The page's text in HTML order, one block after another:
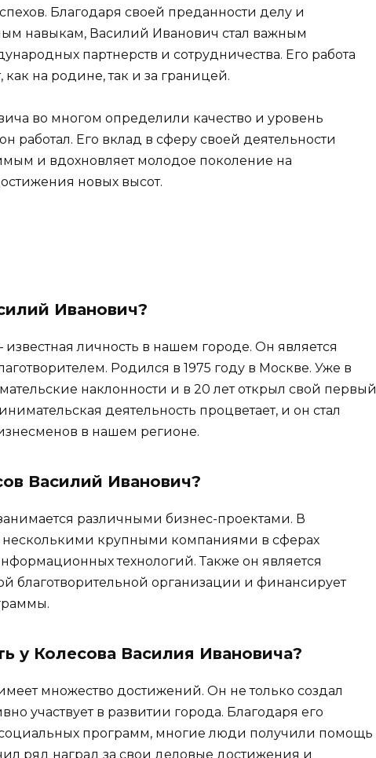
Благодаря своей преданности делу и
навыкам, Василий Иванович стал важным
партнерств и сотрудничества. Его работа
на родине, так и за границей.
во многом определили качество и уровень
работал. Его вклад в сферу своей деятельности
и вдохновляет молодое поколение на
новых высот.
Иванович?
личность в нашем городе. Он является
Родился в 1975 году в Москве. Уже в
наклонности и в 20 лет открыл свой первый
деятельность процветает, и он стал
в нашем регионе.
Василий Иванович?
различными бизнес-проектами. В
несколькими крупными компаниями в сферах
технологий. Также он является
благотворительной организации и финансирует
у Колесова Василия Ивановича?
множество достижений. Он не только создал
участвует в развитии города. Благодаря его
программ, многие люди получили помощь
ряд наград за свои деловые достижения и